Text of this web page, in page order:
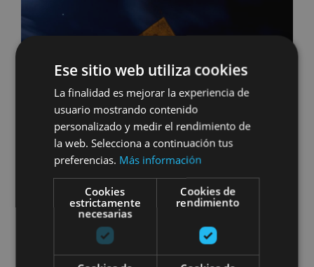
13 MAY, 2024
4 RUTAS CON LEYENDA EN
Ese sitio web utiliza cookies
La finalidad es mejorar la experiencia de
usuario mostrando contenido
personalizado y medir el rendimiento de
la web. Selecciona a continuación tus
preferencias. Más información
Cookies
estrictamente
necesarias
Cookies de
rendimiento